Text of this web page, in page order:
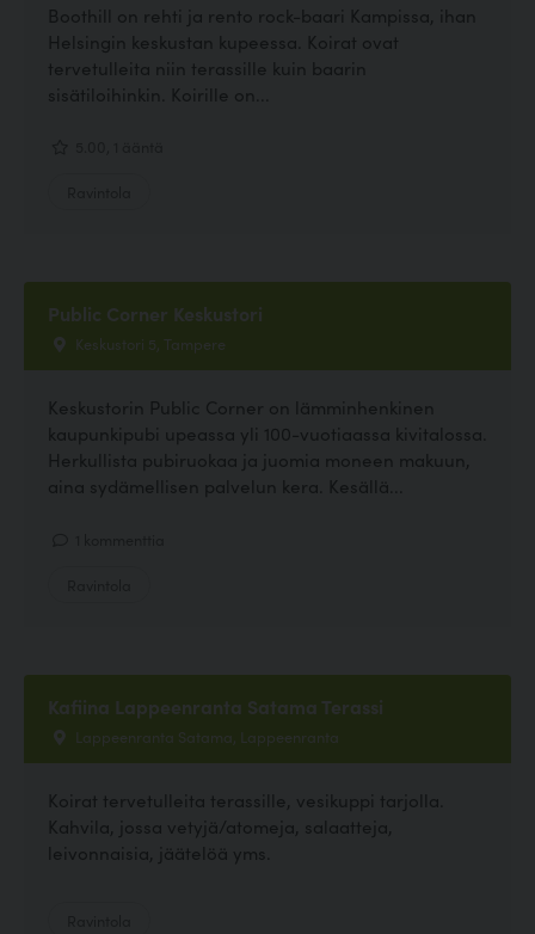
Boothill on rehti ja rento rock-baari Kampissa, ihan
Helsingin keskustan kupeessa. Koirat ovat
tervetulleita niin terassille kuin baarin
sisätiloihinkin. Koirille on...
Public Corner Keskustori
Keskustori 5, Tampere
Keskustorin Public Corner on lämminhenkinen
kaupunkipubi upeassa yli 100-vuotiaassa kivitalossa.
Herkullista pubiruokaa ja juomia moneen makuun,
aina sydämellisen palvelun kera. Kesällä...
Kafiina Lappeenranta Satama Terassi
Lappeenranta Satama, Lappeenranta
Koirat tervetulleita terassille, vesikuppi tarjolla.
Kahvila, jossa vetyjä/atomeja, salaatteja,
leivonnaisia, jäätelöä yms.